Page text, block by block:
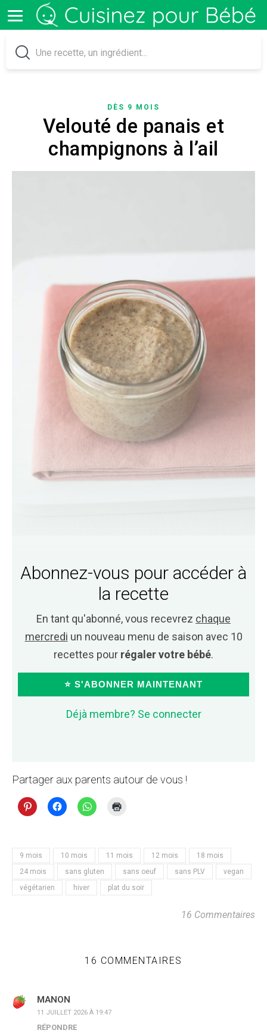
DÈS 9 MOIS
Velouté de panais et
champignons à l’ail
Abonnez-vous pour accéder à
la recette
En tant qu'abonné, vous recevrez chaque
mercredi un nouveau menu de saison avec 10
recettes pour régaler votre bébé.
⭐ S'ABONNER MAINTENANT
Déjà membre? Se connecter
Partager aux parents autour de vous !
9 mois 10 mois 11 mois 12 mois
18 mois
24 mois
sans gluten sans oeuf sans PLV
vegan
végétarien
hiver plat du soir
16 Commentaires
16 COMMENTAIRES
MANON
11 JUILLET 2026 À 19:47
RÉPONDRE